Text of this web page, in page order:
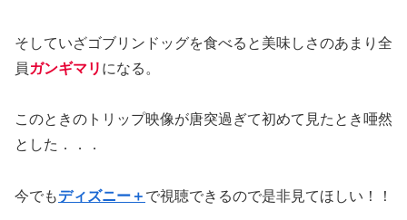
そしていざゴブリンドッグを食べると美味しさのあまり全
員 ガンギマリ になる。
このときのトリップ映像が唐突過ぎて初めて見たとき唖然
とした．．．
今でもディズニー＋ で視聴できるので是非見てほしい！！